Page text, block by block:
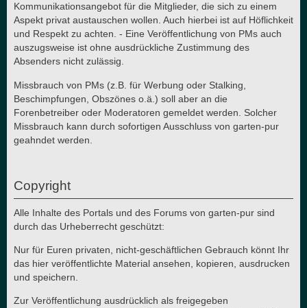
Kommunikationsangebot für die Mitglieder, die sich zu einem
Aspekt privat austauschen wollen. Auch hierbei ist auf Höflichkeit
und Respekt zu achten. - Eine Veröffentlichung von PMs auch
auszugsweise ist ohne ausdrückliche Zustimmung des
Absenders nicht zulässig.
Missbrauch von PMs (z.B. für Werbung oder Stalking,
Beschimpfungen, Obszönes o.ä.) soll aber an die
Forenbetreiber oder Moderatoren gemeldet werden. Solcher
Missbrauch kann durch sofortigen Ausschluss von garten-pur
geahndet werden.
Copyright
Alle Inhalte des Portals und des Forums von garten-pur sind
durch das Urheberrecht geschützt:
Nur für Euren privaten, nicht-geschäftlichen Gebrauch könnt Ihr
das hier veröffentlichte Material ansehen, kopieren, ausdrucken
und speichern.
Zur Veröffentlichung ausdrücklich als freigegeben